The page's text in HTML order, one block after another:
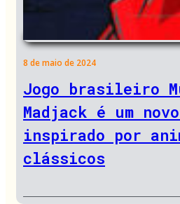
8 de maio de 2024
Jogo brasileiro
Madjack é um
inspirado por
clássicos